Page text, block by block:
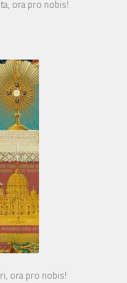
ora pro nobis!
ora pro nobis!